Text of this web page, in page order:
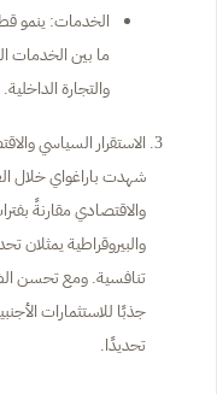
الخدمات: ينمو
ما بين الخدمات
والتجارة الداخلية.
الاستقرار السياسي
شهدت باراغواي خلال
والاقتصادي مقارنةً
والبيروقراطية يمثلان
تنافسية. ومع تحسن
جذبًا للاستثمارات
تحديدًا.